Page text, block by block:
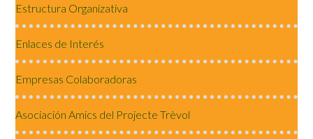
Estructura Organizativa
Enlaces de Interés
Empresas Colaboradoras
Asociación Amics del Projecte Trèvol